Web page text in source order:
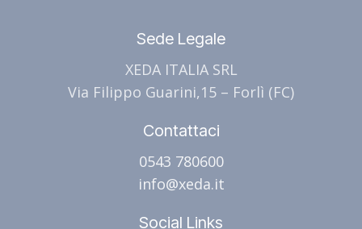
Sede Legale
XEDA ITALIA SRL
Via Filippo Guarini,15 – Forlì (FC)
Contattaci
0543 780600
info@xeda.it
Social Links